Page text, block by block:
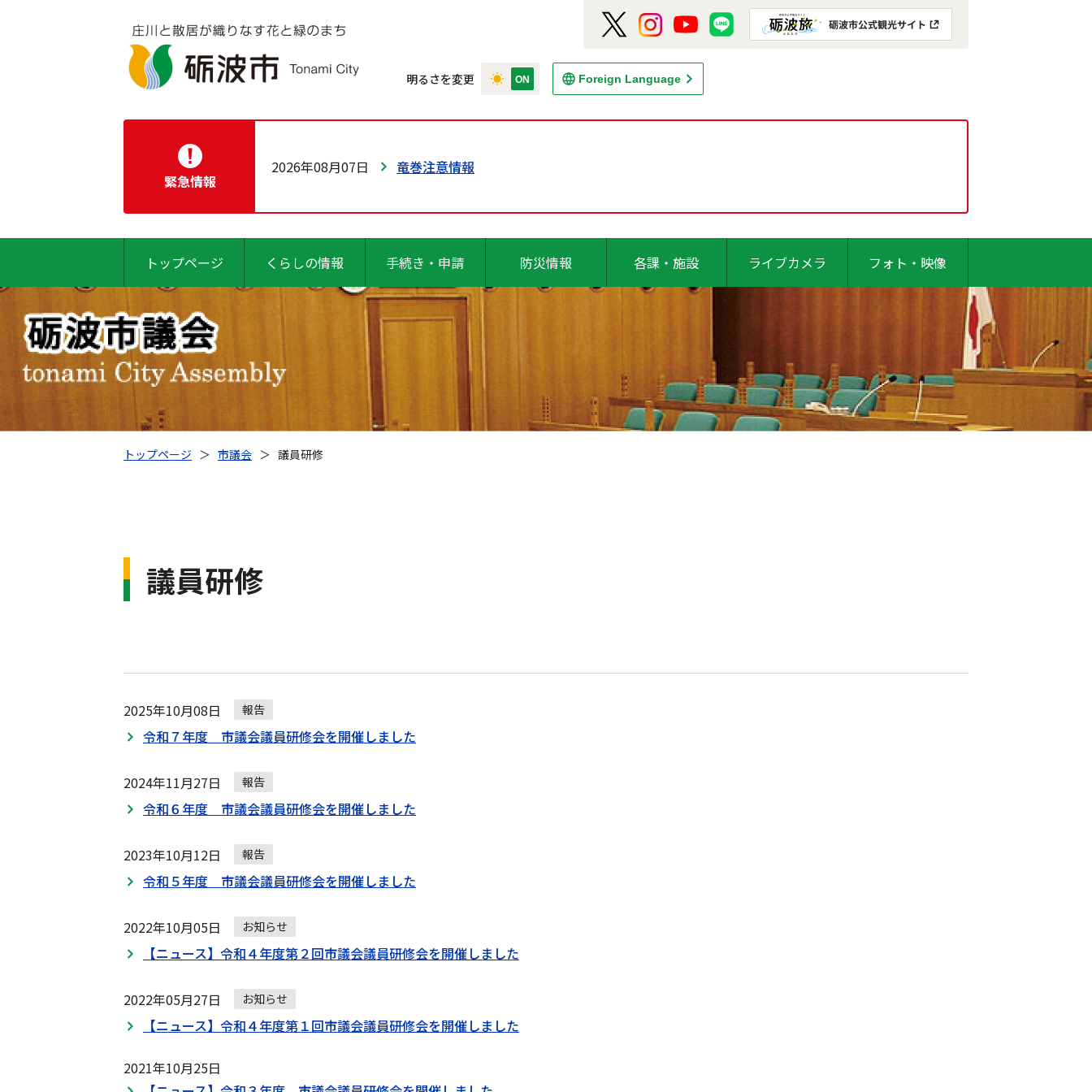
明るさを変更 Foreign Language
緊急情報
2026年08月07日 竜巻注意情報
トップページ くらしの情報 手続き・申請 防災情報 各課・施設 ライブカメラ フォト・映像
トップページ ＞ 市議会 ＞ 議員研修
議員研修
2025年10月08日 報告
令和７年度 市議会議員研修会を開催しました
2024年11月27日 報告
令和６年度 市議会議員研修会を開催しました
2023年10月12日 報告
令和５年度 市議会議員研修会を開催しました
2022年10月05日 お知らせ
【ニュース】令和４年度第２回市議会議員研修会を開催しました
2022年05月27日 お知らせ
【ニュース】令和４年度第１回市議会議員研修会を開催しました
2021年10月25日